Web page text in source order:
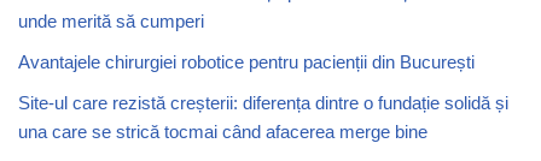
unde merită să cumperi
Avantajele chirurgiei robotice pentru pacienții din București
Site-ul care rezistă creșterii: diferența dintre o fundație solidă și
una care se strică tocmai când afacerea merge bine